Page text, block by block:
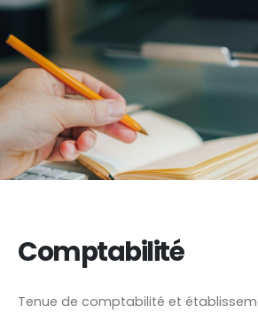
Comptabilité
Tenue de comptabilité et